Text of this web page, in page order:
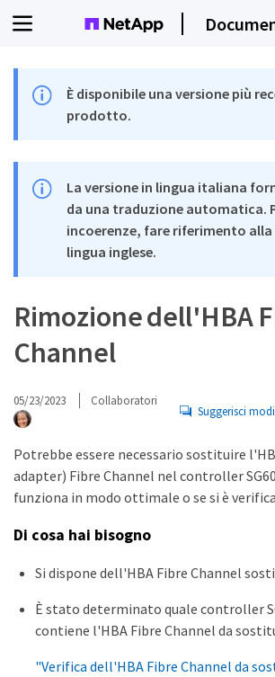
È disponibile una versione più
prodotto.
La versione in lingua italiana
da una traduzione automatica.
incoerenze, fare riferimento alla
lingua inglese.
Rimozione dell'HBA
Channel
05/23/2023 Collaboratori
Suggerisci
Potrebbe essere necessario sostituire
adapter) Fibre Channel nel controller
funziona in modo ottimale o se si è
Di cosa hai bisogno
Si dispone dell'HBA Fibre Channel
È stato determinato quale controller
contiene l'HBA Fibre Channel da
"Verifica dell'HBA Fibre Channel da